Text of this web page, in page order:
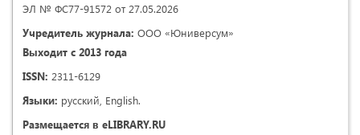
ЭЛ № ФС77-91572 от 27.05.2026
Учредитель журнала: ООО «Юниверсум»
Выходит с 2013 года
ISSN: 2311-6129
Языки: русский, English.
Размещается в eLIBRARY.RU